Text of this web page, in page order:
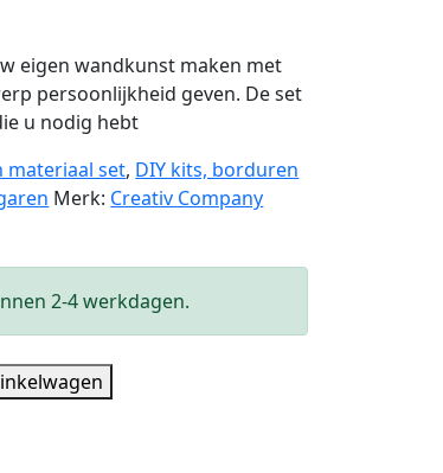
eigen wandkunst maken met
persoonlijkheid geven. De set
u nodig hebt
materiaal set, DIY kits, borduren
Merk: Creativ Company
2-4 werkdagen.